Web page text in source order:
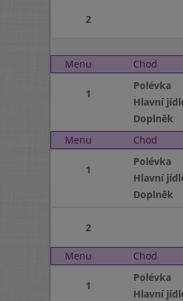
2
Menu
Chod
1
Polévka
Hlavní
Doplněk
Menu
Chod
1
Polévka
Hlavní
Doplněk
2
Menu Chod
1
Polévka
Hlavní